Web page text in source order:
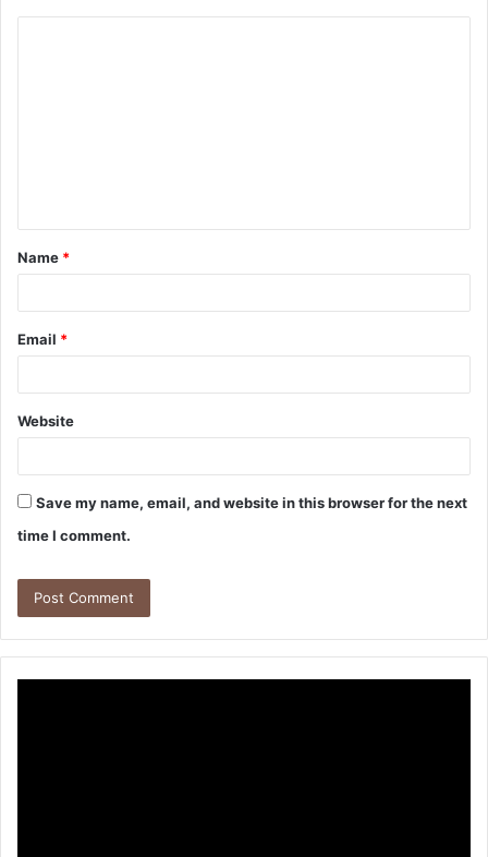
t
*
Name *
Email *
Website
Save my name, email, and website in this browser for the next
time I comment.